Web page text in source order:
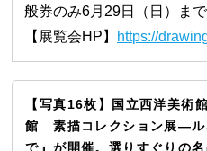
般券のみ6月29日（日）まで
【展覧会HP】
https://
【写真16枚】国立西洋美術
館 素描コレクション展—ル
で』が開催。選りすぐりの